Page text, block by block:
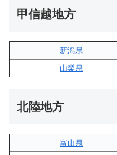
甲信越地方
新潟県
山梨県
北陸地方
富山県